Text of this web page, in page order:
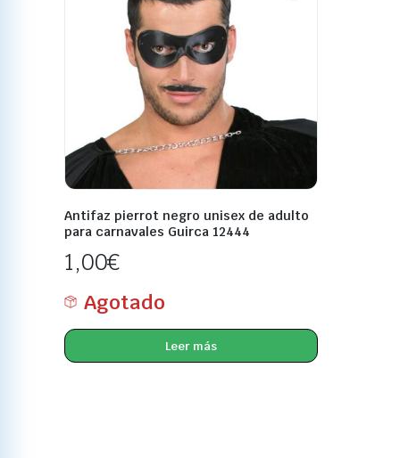
Antifaz pierrot negro unisex de adulto
para carnavales Guirca 12444
1,00€
Agotado
Leer más